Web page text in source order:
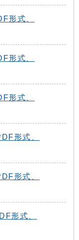
形式、
形式、
形式、
形式、
形式、
形式、